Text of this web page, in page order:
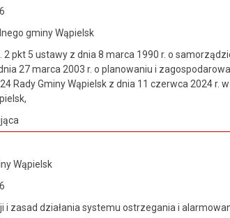
gminy Wąpielsk
2 pkt 5 ustawy z dnia 8 marca 1990 r. o
27 marca 2003 r. o planowaniu i
Rady Gminy Wąpielsk z dnia 11 czerwca 2024
Wąpielsk
i zasad działania systemu ostrzegania i